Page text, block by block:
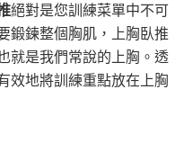
絕對是您訓練菜單中不可
鍛鍊整個胸肌，上胸臥推
就是我們常說的上胸。透
效地將訓練重點放在上胸